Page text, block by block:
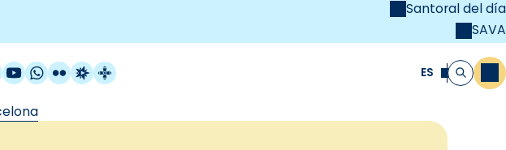
Santoral del día
SAVA
Twitter
YouTube
WhatsApp
FlickrRadio Estel
Catalunya Cristiana ES Buscar